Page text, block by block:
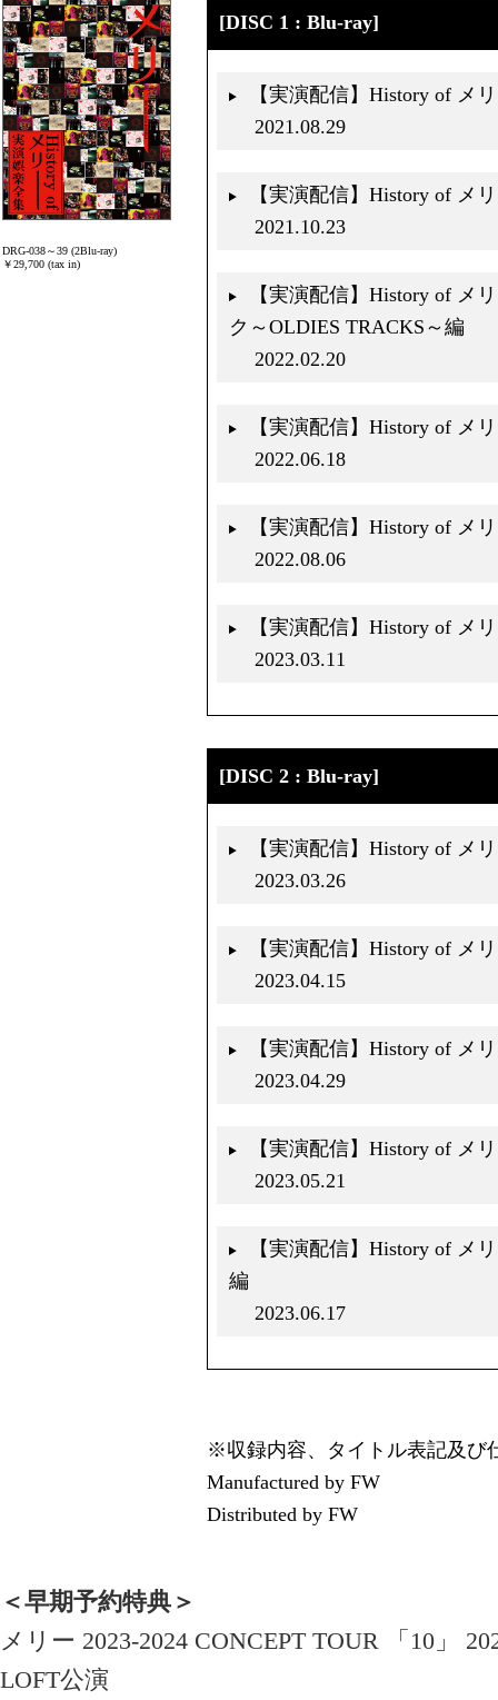
DRG-038～39 (2Blu-ray)
￥29,700 (tax in)
[DISC 1 : Blu-ray]
【実演配信】History of メ
2021.08.29
【実演配信】History of メ
2021.10.23
【実演配信】History of メ
ク～OLDIES TRACKS～編
2022.02.20
【実演配信】History of メ
2022.06.18
【実演配信】History of メ
2022.08.06
【実演配信】History of メ
2023.03.11
[DISC 2 : Blu-ray]
【実演配信】History of メ
2023.03.26
【実演配信】History of メ
2023.04.15
【実演配信】History of メ
2023.04.29
【実演配信】History of メ
2023.05.21
【実演配信】History of メリ
編
2023.06.17
※収録内容、タイトル表記及び
Manufactured by FW
Distributed by FW
＜早期予約特典＞
メリー 2023-2024 CONCEPT TOUR 「10」
LOFT公演